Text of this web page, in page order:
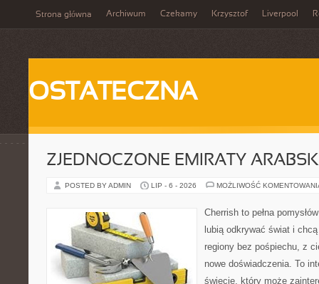
Strona główna Archiwum Czekamy Krzysztof Liverpool
OSTATECZNA
ZJEDNOCZONE EMIRATY
POSTED BY ADMIN LIP - 6 - 2026 MOŻLIWOŚĆ
Cherrish to pełna
lubią odkrywać świat i
regiony bez pośpiechu, z
nowe doświadczenia. To
świecie, który może